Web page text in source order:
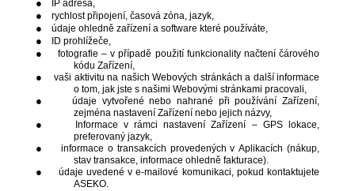
● IP adresa,
● rychlost připojení, časová zóna, jazyk,
● údaje ohledně zařízení a software které používáte,
● ID prohlížeče,
●
fotografie – v případě použití funkcionality načtení čárového
kódu Zařízení,
●
vaši aktivitu na našich Webových stránkách a další informace
o tom, jak jste s našimi Webovými stránkami pracovali,
●
údaje vytvořené nebo nahrané při používání Zařízení,
zejména nastavení Zařízení nebo jejich názvy,
●
Informace v rámci nastavení Zařízení – GPS lokace,
preferovaný jazyk,
●
informace o transakcích provedených v Aplikacích (nákup,
stav transakce, informace ohledně fakturace).
●
údaje uvedené v e-mailové komunikaci, pokud kontaktujete
ASEKO.